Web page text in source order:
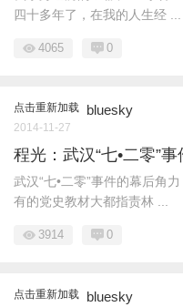
四十多年了，在我的人生经 ...
4065 0
点击重新加载 bluesky
2014-11-27
程光：武汉“七•二零”
武汉“七•二零”事件的幕后角
有的党史教材大都指责林 ...
3914 0
点击重新加载 bluesky